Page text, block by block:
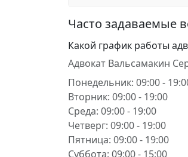
Часто задаваемые
Какой график работы
Адвокат Вальсамакин
Понедельник: 09:00 -
Вторник: 09:00 - 19:00
Среда: 09:00 - 19:00
Четверг: 09:00 - 19:00
Пятница: 09:00 - 19:00
Суббота: 09:00 - 15:00